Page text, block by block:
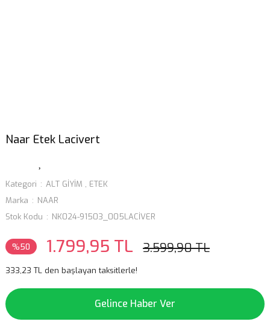
Naar Etek Lacivert
Kategori ALT GİYİM , ETEK
Marka
NAAR
Stok Kodu
NK024-91503_005LACİVER
%50 1.799,95 TL 3.599,90 TL
333,23 TL den başlayan taksitlerle!
Gelince Haber Ver